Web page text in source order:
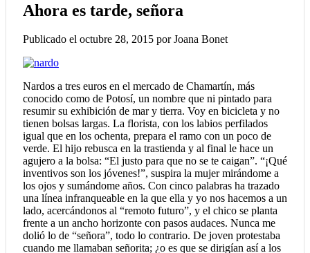
Ahora es tarde, señora
Publicado el octubre 28, 2015 por Joana Bonet
Nardos a tres euros en el mercado de Chamartín, más
conocido como de Potosí, un nombre que ni pintado para
resumir su exhibición de mar y tierra. Voy en bicicleta y no
tienen bolsas largas. La florista, con los labios perfilados
igual que en los ochenta, prepara el ramo con un poco de
verde. El hijo rebusca en la trastienda y al final le hace un
agujero a la bolsa: “El justo para que no se te caigan”. “¡Qué
inventivos son los jóvenes!”, suspira la mujer mirándome a
los ojos y sumándome años. Con cinco palabras ha trazado
una línea infranqueable en la que ella y yo nos hacemos a un
lado, acercándonos al “remoto futuro”, y el chico se planta
frente a un ancho horizonte con pasos audaces. Nunca me
dolió lo de “señora”, todo lo contrario. De joven protestaba
cuando me llamaban señorita; ¿o es que se dirigían así a los